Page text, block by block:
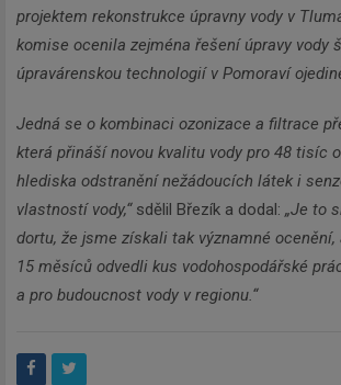
projektem rekonstrukce úpravny vody v
komise ocenila zejména řešení úpravy vody
úpravárenskou technologií v Pomoraví
Jedná se o kombinaci ozonizace a filtrace
která přináší novou kvalitu vody pro 48 tisíc
hlediska odstranění nežádoucích látek i
vlastností vody,“sdělil Březík a dodal: „Je to
dortu, že jsme získali tak významné
15 měsíců odvedli kus vodohospodářské
a pro budoucnost vody v regionu.“